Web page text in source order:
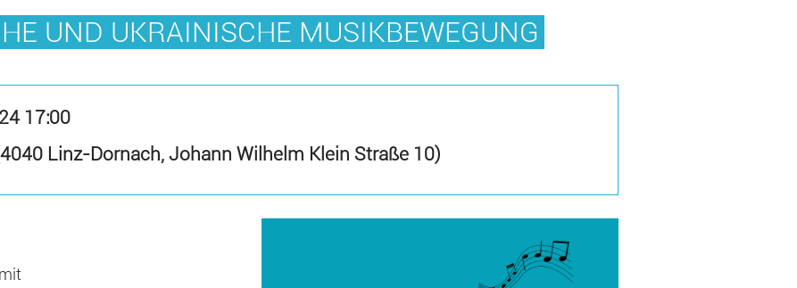
UND UKRAINISCHE MUSIKBEWEGUNG
17:00
Linz-Dornach, Johann Wilhelm Klein Straße 10)